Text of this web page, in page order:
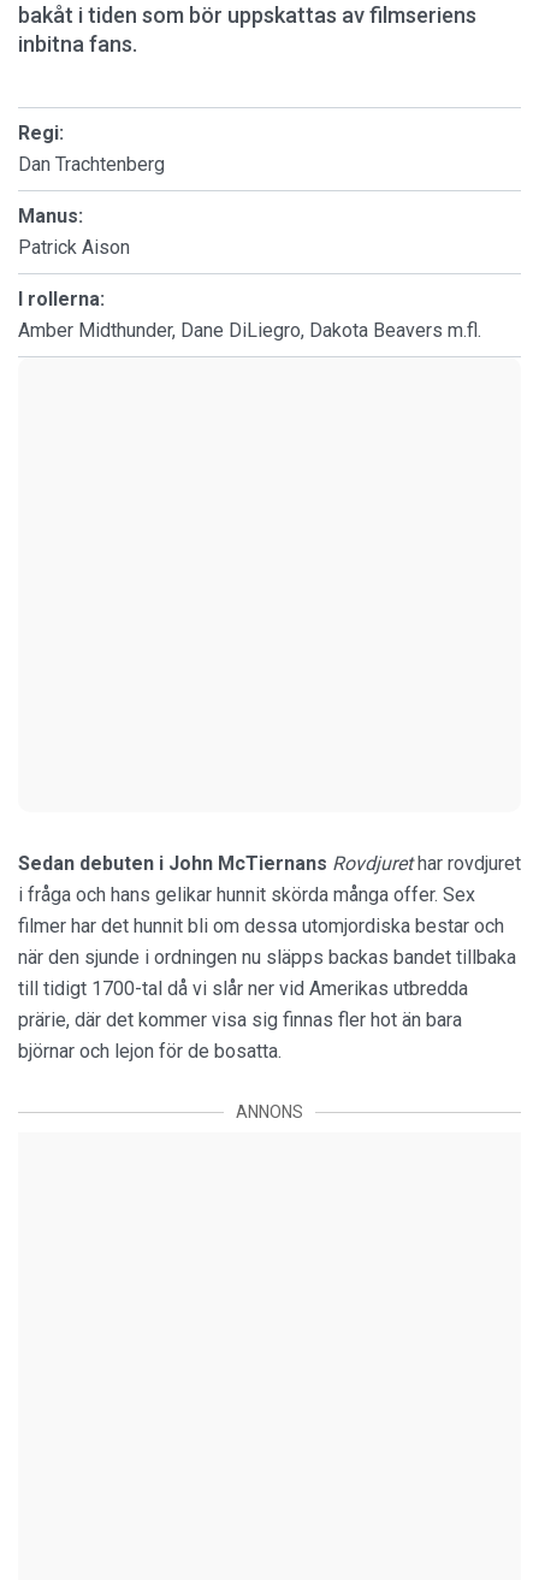
bakåt i tiden som bör uppskattas av filmseriens
inbitna fans.
Regi:
Dan Trachtenberg
Manus:
Patrick Aison
I rollerna:
Amber Midthunder, Dane DiLiegro, Dakota Beavers m.fl.
Sedan debuten i John McTiernans Rovdjurethar rovdjuret
i fråga och hans gelikar hunnit skörda många offer. Sex
filmer har det hunnit bli om dessa utomjordiska bestar och
när den sjunde i ordningen nu släpps backas bandet tillbaka
till tidigt 1700-tal då vi slår ner vid Amerikas utbredda
prärie, där det kommer visa sig finnas fler hot än bara
björnar och lejon för de bosatta.
ANNONS